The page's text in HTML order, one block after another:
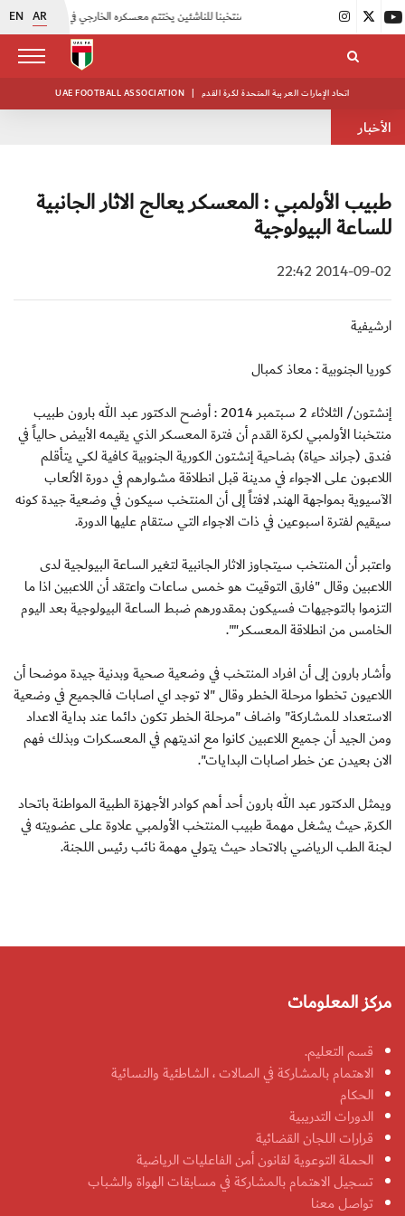
EN AR
اتحاد الكرة يُنظم ورشة عمل للمراقبين المعتمدين |
UAE FOOTBALL ASSOCIATION | اتحاد الإمارات العربية المتحدة لكرة القدم
الأخبار
طبيب الأولمبي : المعسكر يعالج الاثار الجانبية
للساعة البيولوجية
2014-09-02 22:42
ارشيفية
كوريا الجنوبية : معاذ كمبال
إنشتون/ الثلاثاء 2 سبتمبر 2014 : أوضح الدكتور عبد الله بارون طبيب
منتخبنا الأولمبي لكرة القدم أن فترة المعسكر الذي يقيمه الأبيض حالياً في
فندق (جراند حياة) بضاحية إنشتون الكورية الجنوبية كافية لكي يتأقلم
اللاعبون على الاجواء في مدينة قبل انطلاقة مشوارهم في دورة الألعاب
الآسيوية بمواجهة الهند, لافتاً إلى أن المنتخب سيكون في وضعية جيدة كونه
سيقيم لفترة اسبوعين في ذات الاجواء التي ستقام عليها الدورة.
واعتبر أن المنتخب سيتجاوز الاثار الجانبية لتغير الساعة البيولجية لدى
اللاعبين وقال "فارق التوقيت هو خمس ساعات واعتقد أن اللاعبين اذا ما
التزموا بالتوجيهات فسيكون بمقدورهم ضبط الساعة البيولوجية بعد اليوم
الخامس من انطلاقة المعسكر"".
وأشار بارون إلى أن افراد المنتخب في وضعية صحية وبدنية جيدة موضحا أن
اللاعيون تخطوا مرحلة الخطر وقال "لا توجد اي اصابات فالجميع في وضعية
الاستعداد للمشاركة" واضاف "مرحلة الخطر تكون دائما عند بداية الاعداد
ومن الجيد أن جميع اللاعبين كانوا مع انديتهم في المعسكرات وبذلك فهم
الان بعيدن عن خطر اصابات البدايات".
ويمثل الدكتور عبد الله بارون أحد أهم كوادر الأجهزة الطبية المواطنة باتحاد
الكرة, حيث يشغل مهمة طبيب المنتخب الأولمبي علاوة على عضويته في
لجنة الطب الرياضي بالاتحاد حيث يتولي مهمة نائب رئيس اللجنة.
مركز المعلومات
قسم التعليم.
الاهتمام بالمشاركة في الصالات ، الشاطئية والنسائية
الحكام
الدورات التدريبية
قرارات اللجان القضائية
الحملة التوعوية لقانون أمن الفاعليات الرياضية
تسجيل الاهتمام بالمشاركة في مسابقات الهواة والشباب
تواصل معنا